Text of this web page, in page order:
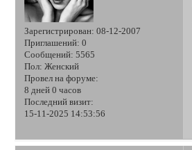
Зарегистрирован: 08-12-2007
Приглашений: 0
Сообщений: 5565
Пол: Женский
Провел на форуме:
8 дней 0 часов
Последний визит:
15-11-2025 14:53:56